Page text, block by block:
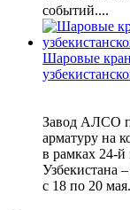
событий....
Шаровые
Завод АЛСО
арматуру на
в рамках 24-
Узбекистана
с 18 по 20